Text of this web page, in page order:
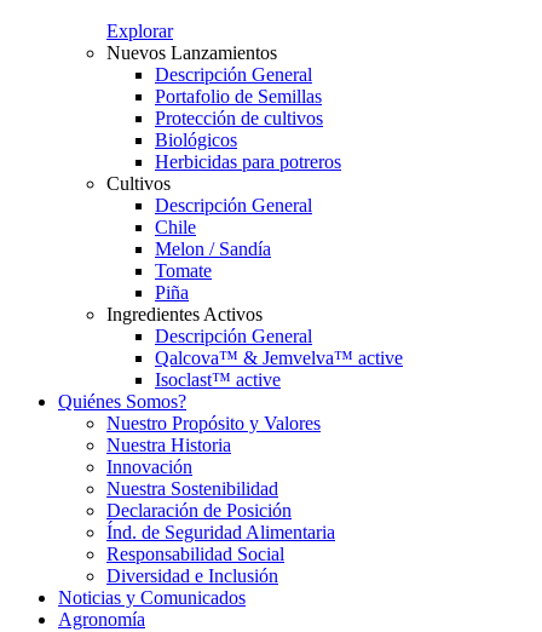
Explorar
Nuevos Lanzamientos
Descripción General
Portafolio de Semillas
Protección de cultivos
Biológicos
Herbicidas para potreros
Cultivos
Descripción General
Chile
Melon / Sandía
Tomate
Piña
Ingredientes Activos
Descripción General
Qalcova™ & Jemvelva™ active
Isoclast™ active
Quiénes Somos?
Nuestro Propósito y Valores
Nuestra Historia
Innovación
Nuestra Sostenibilidad
Declaración de Posición
Índ. de Seguridad Alimentaria
Responsabilidad Social
Diversidad e Inclusión
Noticias y Comunicados
Agronomía